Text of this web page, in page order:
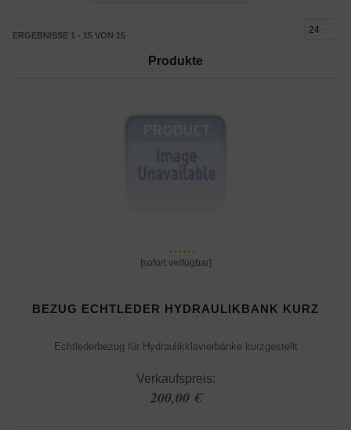
ERGEBNISSE 1 - 15 VON 15
Produkte
[sofort verfügbar]
BEZUG ECHTLEDER HYDRAULIKBANK KURZ
Echtlederbezug für Hydraulikklavierbänke kurzgestellt
Verkaufspreis:
200,00 €